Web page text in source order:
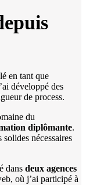
en tant que
développé des
de process.
du
diplômante.
nécessaires
dans deux agences
où j’ai participé à